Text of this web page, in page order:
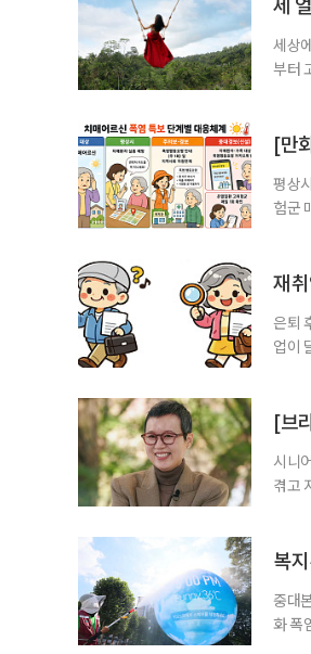
세상
부터
순한
[만
평상
험군
매어
재
은퇴
업이
준비
업 지
[브
시니
겪고
까.
복
중대
화 폭